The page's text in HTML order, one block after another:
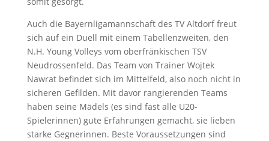
Auch die Bayernligamannschaft des TV Altdorf freut
sich auf ein Duell mit einem Tabellenzweiten, den
N.H. Young Volleys vom oberfränkischen TSV
Neudrossenfeld. Das Team von Trainer Wojtek
Nawrat befindet sich im Mittelfeld, also noch nicht in
sicheren Gefilden. Mit davor rangierenden Teams
haben seine Mädels (es sind fast alle U20-
Spielerinnen) gute Erfahrungen gemacht, sie lieben
starke Gegnerinnen. Beste Voraussetzungen sind